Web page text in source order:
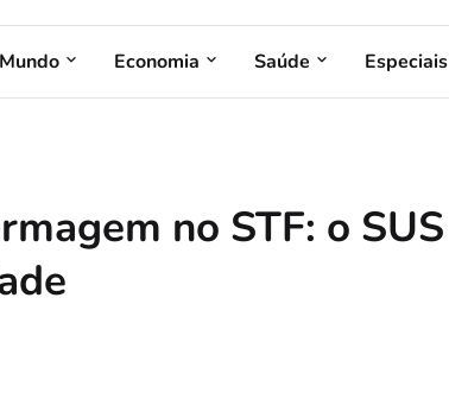
Mundo Economia Saúde Especiais
no STF: o SUS